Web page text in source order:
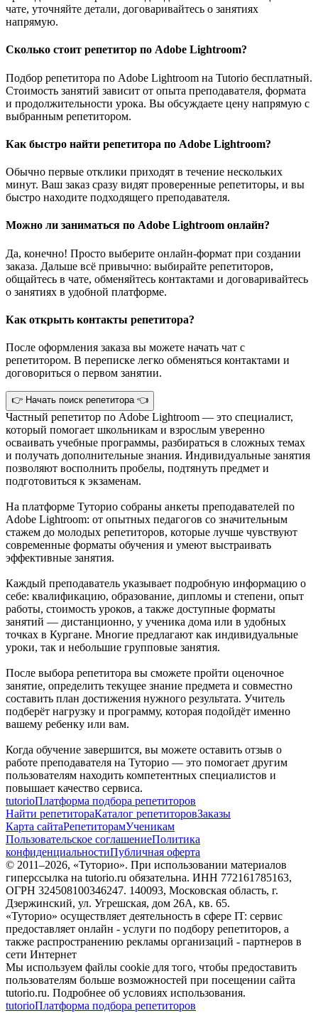
чате, уточняйте детали, договаривайтесь о занятиях
напрямую.
Сколько стоит репетитор по Adobe Lightroom?
Подбор репетитора по Adobe Lightroom на Tutorio бесплатный.
Стоимость занятий зависит от опыта преподавателя, формата
и продолжительности урока. Вы обсуждаете цену напрямую с
выбранным репетитором.
Как быстро найти репетитора по Adobe Lightroom?
Обычно первые отклики приходят в течение нескольких
минут. Ваш заказ сразу видят проверенные репетиторы, и вы
быстро находите подходящего преподавателя.
Можно ли заниматься по Adobe Lightroom онлайн?
Да, конечно! Просто выберите онлайн-формат при создании
заказа. Дальше всё привычно: выбирайте репетиторов,
общайтесь в чате, обменяйтесь контактами и договаривайтесь
о занятиях в удобной платформе.
Как открыть контакты репетитора?
После оформления заказа вы можете начать чат с
репетитором. В переписке легко обменяться контактами и
договориться о первом занятии.
👉 Начать поиск репетитора 👈
Частный репетитор по Adobe Lightroom — это специалист,
который помогает школьникам и взрослым уверенно
осваивать учебные программы, разбираться в сложных темах
и получать дополнительные знания. Индивидуальные занятия
позволяют восполнить пробелы, подтянуть предмет и
подготовиться к экзаменам.
На платформе Туторио собраны анкеты преподавателей по
Adobe Lightroom: от опытных педагогов со значительным
стажем до молодых репетиторов, которые лучше чувствуют
современные форматы обучения и умеют выстраивать
эффективные занятия.
Каждый преподаватель указывает подробную информацию о
себе: квалификацию, образование, дипломы и степени, опыт
работы, стоимость уроков, а также доступные форматы
занятий — дистанционно, у ученика дома или в удобных
точках в Кургане. Многие предлагают как индивидуальные
уроки, так и небольшие групповые занятия.
После выбора репетитора вы сможете пройти оценочное
занятие, определить текущее знание предмета и совместно
составить план достижения нужного результата. Учитель
подберёт нагрузку и программу, которая подойдёт именно
вашему ребенку или вам.
Когда обучение завершится, вы можете оставить отзыв о
работе преподавателя на Туторио — это помогает другим
пользователям находить компетентных специалистов и
повышает качество сервиса.
tutorioПлатформа подбора репетиторов
Найти репетитораКаталог репетиторовЗаказы
Карта сайтаРепетиторамУченикам
Пользовательское соглашениеПолитика
конфиденциальностиПубличная оферта
© 2011–2026, «Туторио». При использовании материалов
гиперссылка на tutorio.ru обязательна. ИНН 772161785163,
ОГРН 324508100346247. 140093, Московская область, г.
Дзержинский, ул. Угрешская, дом 26А, кв. 65.
«Туторио» осуществляет деятельность в сфере IT: сервис
предоставляет онлайн - услуги по подбору репетиторов, а
также распространению рекламы организаций - партнеров в
сети Интернет
Мы используем файлы cookie для того, чтобы предоставить
пользователям больше возможностей при посещении сайта
tutorio.ru. Подробнее об условиях использования.
tutorioПлатформа подбора репетиторов